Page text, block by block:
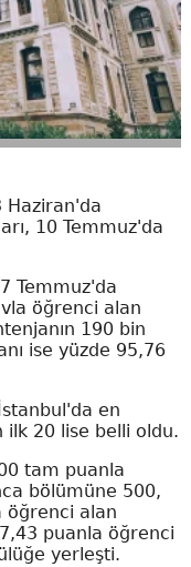
Haziran'da
10 Temmuz'da
Temmuz'da
öğrenci alan
190 bin
ise yüzde 95,76
en
20 lise belli oldu.
tam puanla
bölümüne 500,
öğrenci alan
puanla öğrenci
yerleşti.